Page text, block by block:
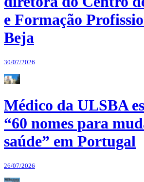
e Formação
Beja
30/07/2026
Médico da ULSBA
“60 nomes para
saúde” em Portugal
26/07/2026